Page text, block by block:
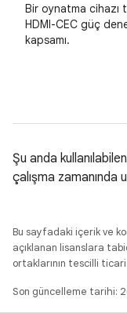
Bir oynatma cihazı
HDMI-CEC güç
kapsamı.
Şu anda
çalışma
Bu sayfadaki içerik ve
açıklanan lisanslara
ortaklarının tescilli ticari
Son güncelleme tarihi: